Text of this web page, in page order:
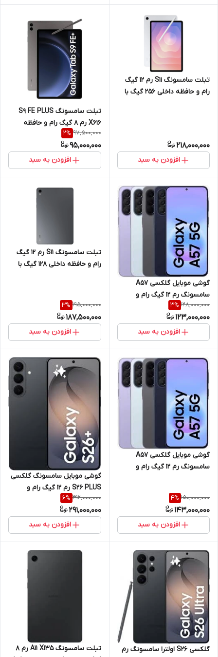
تبلت سامسونگ S11 رم 12 گیگ
رام و حافظه داخلی 256 گیگ با
218,000,000
افزودن به سبد
تبلت سامسونگ S9 FE PLUS
X616 رم 8 گیگ رام و حافظه
اینچ + قلم نوری 5G
97,500,000
2%
95,000,000
افزودن به سبد
گوشی موبایل گلکسی A57
سامسونگ رم 12 گیگ رام و
حافظه داخلی 256 گیگ 5G
128,000,000
3%
123,000,000
افزودن به سبد
تبلت سامسونگ S11 رم 12 گیگ
رام و حافظه داخلی 128 گیگ با
195,000,000
3%
187,500,000
افزودن به سبد
گوشی موبایل گلکسی A57
سامسونگ رم 12 گیگ رام و
150,000,000
4%
143,000,000
افزودن به سبد
گوشی موبایل سامسونگ گلکسی
S26 PLUS رم 12 گیگ رام و
حافظه داخلی 256 گیگ 5G
312,000,000
6%
291,000,000
افزودن به سبد
گلکسی S26 اولترا سامسونگ رم
تبلت سامسونگ A11 X135 رم 8